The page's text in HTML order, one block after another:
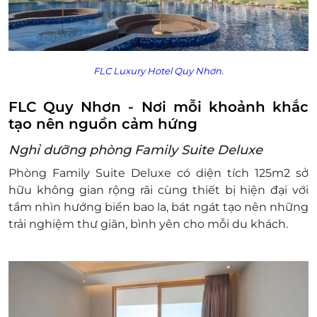
Đêm/Phòng (Gồm ăn sáng)
Trẻ em dưới 6 tuổi/ Surcharge for children
(under 06 years old): Miễn phí
Đặt ít nhất 7 - 10 ngày trước ngày đến lưu trú
điểm gần kín phòng, cần liên hệ ít nhất 1
tháng.
Giờ nhận phòng: 14h00
Giờ trả phòng: 12h00
Hotline đặt phòng & tư vấn (9h00-20h00):
1900 2065 / 0702804262
Văn phòng Hồ Chí Minh: 028.6680 8757 / 097
342 8858
Hủy trước 30 ngày miễn phí; tính phí dịch vụ
LifeLink.vn
Hủy phòng từ 15 ngày đến ngày khách đến
lưu trú 100% voucher. Không hủy, hoàn, thay
FLC Luxury Hotel Quy Nhơn.
FLC Quy Nhơn - Nơi mỗi khoảnh khắc
tạo nên nguồn cảm hứng
Nghỉ dưỡng phòng Family Suite Deluxe
Phòng Family Suite Deluxe có diện tích 125m2 sở
hữu không gian rộng rãi cùng thiết bị hiện đại với
tầm nhìn hướng biển bao la, bát ngát tạo nên những
trải nghiệm thư giãn, bình yên cho mỗi du khách.